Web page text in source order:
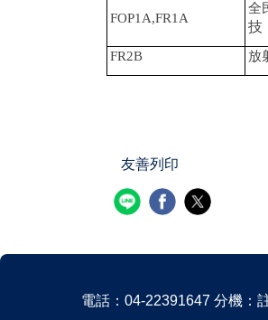
FOP1A,FR1A
全
技
FR2B 放
友善列印
電話：04-22391647 分機：